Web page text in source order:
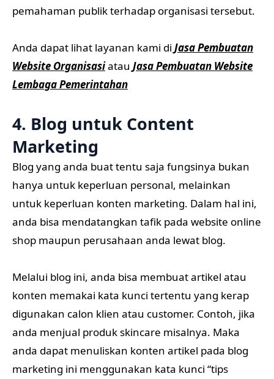
pemahaman publik terhadap organisasi tersebut.
Anda dapat lihat layanan kami di Jasa Pembuatan
Website Organisasiatau Jasa Pembuatan Website
Lembaga Pemerintahan
4. Blog untuk Content
Marketing
Blog yang anda buat tentu saja fungsinya bukan
hanya untuk keperluan personal, melainkan
untuk keperluan konten marketing. Dalam hal ini,
anda bisa mendatangkan tafik pada website online
shop maupun perusahaan anda lewat blog.
Melalui blog ini, anda bisa membuat artikel atau
konten memakai kata kunci tertentu yang kerap
digunakan calon klien atau customer. Contoh, jika
anda menjual produk skincare misalnya. Maka
anda dapat menuliskan konten artikel pada blog
marketing ini menggunakan kata kunci “tips